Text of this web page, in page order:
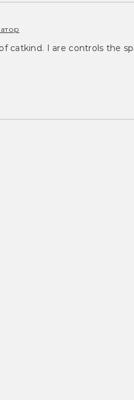
catkind. I are controls the